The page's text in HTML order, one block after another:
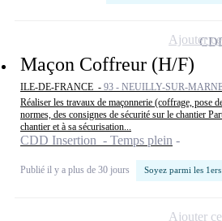
Maçon Coffreur (H/F)
ILE-DE-FRANCE - 93 - NEUILLY-SUR-
Réaliser les travaux de maçonnerie (coffrage, pose
normes, des consignes de sécurité sur le chantier
chantier et à sa sécurisation...
CDD Insertion - Temps plein
Publié il y a plus de 30 jours Soyez parmi les
Ajouter
Ajouter